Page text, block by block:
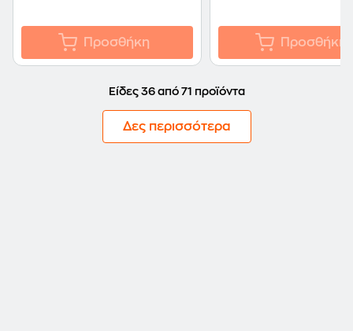
Προσθήκη Προσθήκη
Είδες 36 από 71 προϊόντα
Δες περισσότερα